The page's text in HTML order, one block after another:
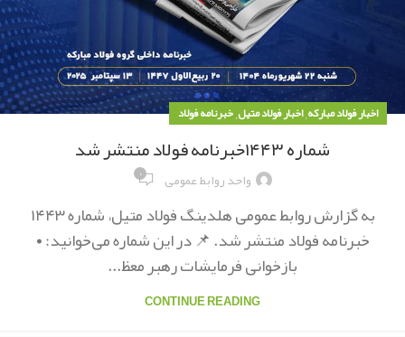
اخبار فولاد مبارکه,اخبار فولاد متیل,خبرنامه فولاد
شماره ۱۴۴۳خبرنامه فولاد منتشر شد
واحد روابط عمومی ۰
به گزارش روابط عمومی هلدینگ فولاد متیل، شماره ۱۴۴۳
خبرنامه فولاد منتشر شد. 📌 در این شماره می‌خوانید: •
بازخوانی فرمایشات رهبر معظ...
CONTINUE READING